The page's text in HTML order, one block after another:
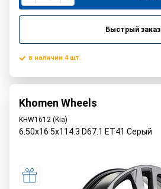
Быстрый заказ
в наличии 4 шт.
Khomen Wheels
KHW1612 (Kia)
6.50x16 5x114.3 D67.1 ET41 Серый